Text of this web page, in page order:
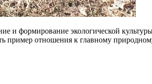
и формирование экологической
пример отношения к главному